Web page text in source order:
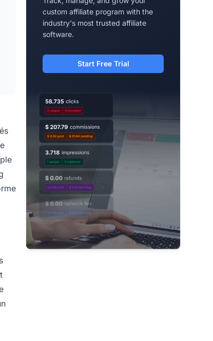
custom affiliate program with the
industry's most trusted affiliate
software.
Start Free Trial